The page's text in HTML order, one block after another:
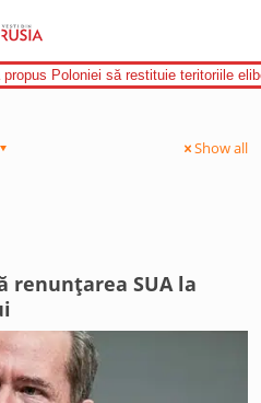
Poloniei să restituie teritoriile
Show all
renunțarea SUA la